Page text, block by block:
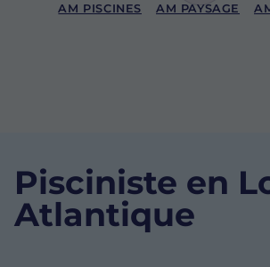
AM PISCINES AM PAYSAGE
Pisciniste en
Atlantique